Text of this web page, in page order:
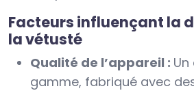
Facteurs influençant la
la vétusté
Qualité de l’appareil :
gamme, fabriqué avec